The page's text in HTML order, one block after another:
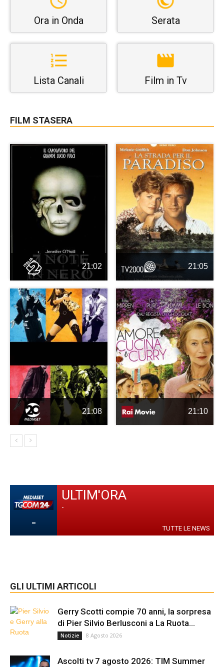
Ora in Onda Serata
Lista Canali Film in Tv
FILM STASERA
21:02 21:05
21:08 21:10
-
ULTIM'ORA
-
TUTTE LE NEWS
GLI ULTIMI ARTICOLI
Gerry Scotti compie 70 anni, la sorpresa
di Pier Silvio Berlusconi a La Ruota...
Notizie 8 Agosto 2026
Ascolti tv 7 agosto 2026: TIM Summer